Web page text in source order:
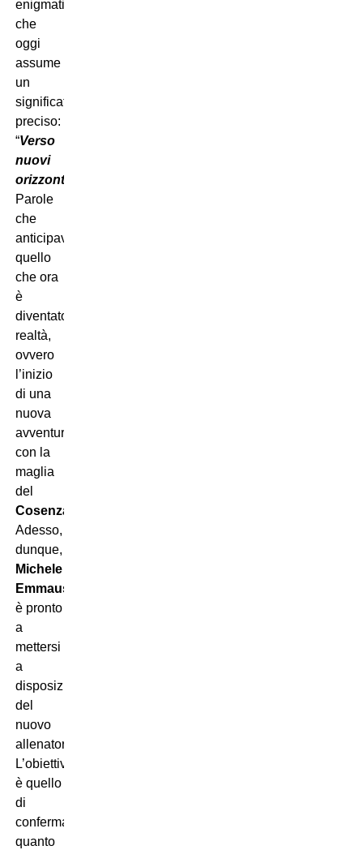
enigmatica
che
oggi
assume
un
significato
preciso:
“Verso
nuovi
orizzonti”
Parole
che
anticipavano
quello
che ora
è
diventato
realtà,
ovvero
l’inizio
di una
nuova
avventura
con la
maglia
del
Cosenza
Adesso,
dunque,
Michele
Emmausso
è pronto
a
mettersi
a
disposizione
del
nuovo
allenatore.
L’obiettivo
è quello
di
confermare
quanto